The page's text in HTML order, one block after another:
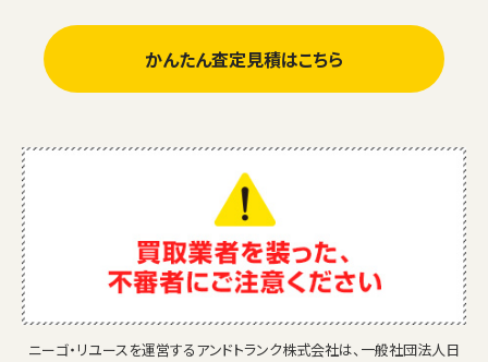
かんたん査定見積はこちら
ニーゴ・リユースを運営するアンドトランク株式会社は、一般社団法人日